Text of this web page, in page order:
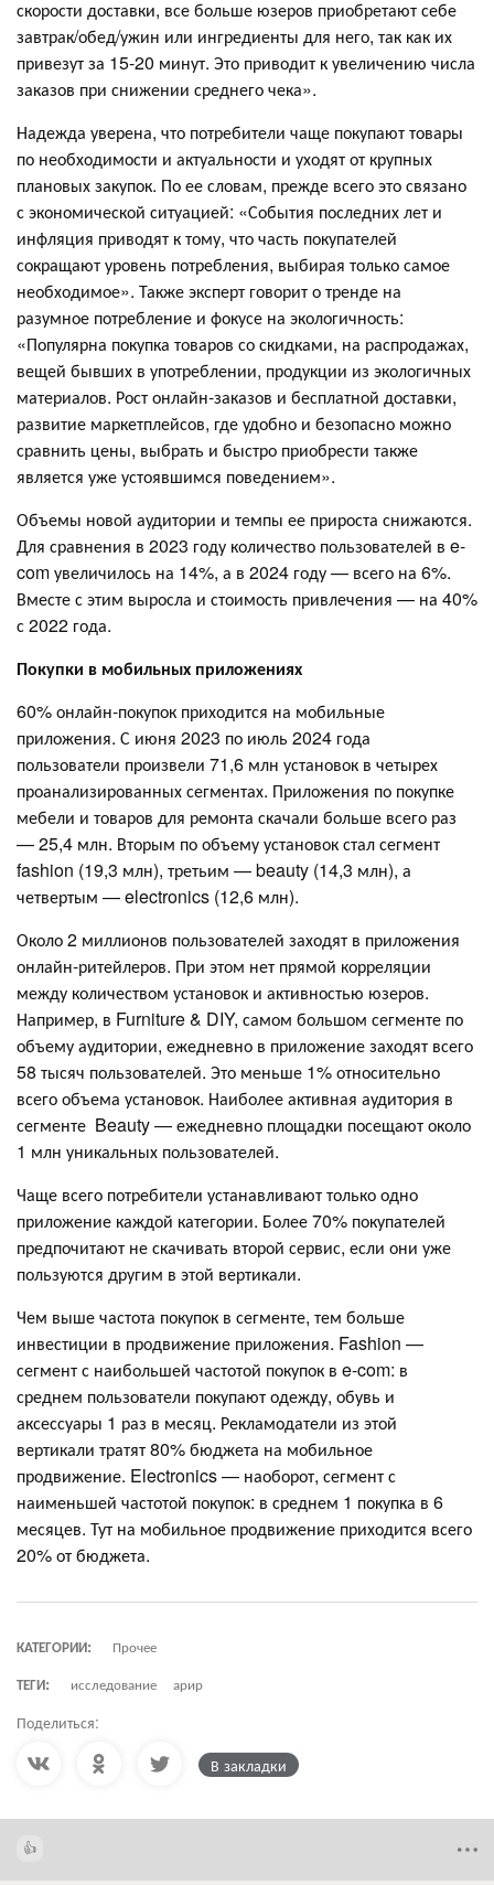
скорости доставки, все больше юзеров приобретают себе
завтрак/обед/ужин или ингредиенты для него, так как их
привезут за 15-20 минут. Это приводит к увеличению числа
заказов при снижении среднего чека».
Надежда уверена, что потребители чаще покупают товары
по необходимости и актуальности и уходят от крупных
плановых закупок. По ее словам, прежде всего это связано
с экономической ситуацией: «События последних лет и
инфляция приводят к тому, что часть покупателей
сокращают уровень потребления, выбирая только самое
необходимое». Также эксперт говорит о тренде на
разумное потребление и фокусе на экологичность:
«Популярна покупка товаров со скидками, на распродажах,
вещей бывших в употреблении, продукции из экологичных
материалов. Рост онлайн-заказов и бесплатной доставки,
развитие маркетплейсов, где удобно и безопасно можно
сравнить цены, выбрать и быстро приобрести также
является уже устоявшимся поведением».
Объемы новой аудитории и темпы ее прироста снижаются.
Для сравнения в 2023 году количество пользователей в e-
com увеличилось на 14%, а в 2024 году — всего на 6%.
Вместе с этим выросла и стоимость привлечения — на 40%
с 2022 года.
Покупки в мобильных приложениях
60% онлайн-покупок приходится на мобильные
приложения. С июня 2023 по июль 2024 года
пользователи произвели 71,6 млн установок в четырех
проанализированных сегментах. Приложения по покупке
мебели и товаров для ремонта скачали больше всего раз
— 25,4 млн. Вторым по объему установок стал сегмент
fashion (19,3 млн), третьим — beauty (14,3 млн), а
четвертым — electronics (12,6 млн).
Около 2 миллионов пользователей заходят в приложения
онлайн-ритейлеров. При этом нет прямой корреляции
между количеством установок и активностью юзеров.
Например, в Furniture & DIY, самом большом сегменте по
объему аудитории, ежедневно в приложение заходят всего
58 тысяч пользователей. Это меньше 1% относительно
всего объема установок. Наиболее активная аудитория в
сегменте Beauty — ежедневно площадки посещают около
1 млн уникальных пользователей.
Чаще всего потребители устанавливают только одно
приложение каждой категории. Более 70% покупателей
предпочитают не скачивать второй сервис, если они уже
пользуются другим в этой вертикали.
Чем выше частота покупок в сегменте, тем больше
инвестиции в продвижение приложения. Fashion —
сегмент с наибольшей частотой покупок в e-com: в
среднем пользователи покупают одежду, обувь и
аксессуары 1 раз в месяц. Рекламодатели из этой
вертикали тратят 80% бюджета на мобильное
продвижение. Electronics — наоборот, сегмент с
наименьшей частотой покупок: в среднем 1 покупка в 6
месяцев. Тут на мобильное продвижение приходится всего
20% от бюджета.
КАТЕГОРИИ:
Прочее
ТЕГИ:
исследование арир
Поделиться:
В закладки